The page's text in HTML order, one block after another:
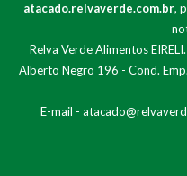
atacado.relvaverde.com.br,
Relva Verde Alimentos
Alberto Negro 196 - Cond.
E-mail -